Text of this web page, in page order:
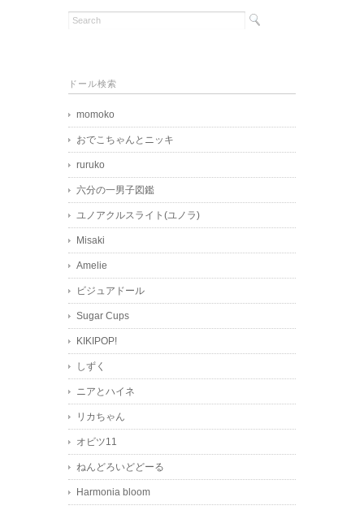
ドール検索
momoko
おでこちゃんとニッキ
ruruko
六分の一男子図鑑
ユノアクルスライト(ユノラ)
Misaki
Amelie
ビジュアドール
Sugar Cups
KIKIPOP!
しずく
ニアとハイネ
リカちゃん
オビツ11
ねんどろいどどーる
Harmonia bloom